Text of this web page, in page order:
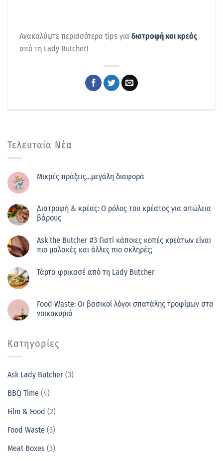
Ανακαλύψτε περισσότερα tips για διατροφή και κρεάς
από τη Lady Butcher!
Τελευταία Νέα
Μικρές πράξεις…μεγάλη διαφορά
Διατροφή & κρέας: Ο ρόλος του κρέατος για απώλεια
βάρους
Ask the Butcher #3 Γιατί κάποιες κοπές κρεάτων είναι
πιο μαλακές και άλλες πιο σκληρές;
Τάρτα φρικασέ από τη Lady Butcher
Food Waste: Οι βασικοί λόγοι σπατάλης τροφίμων στα
νοικοκυριά
Kατηγορίες
Ask Lady Butcher (3)
BBQ Τime (4)
Film & Food (2)
Food Waste (3)
Meat Boxes (3)